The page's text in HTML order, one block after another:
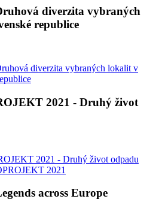
diverzita vybraných
republice
diverzita vybraných lokalit v
2021 - Druhý život
2021 - Druhý život odpadu
2021
across Europe